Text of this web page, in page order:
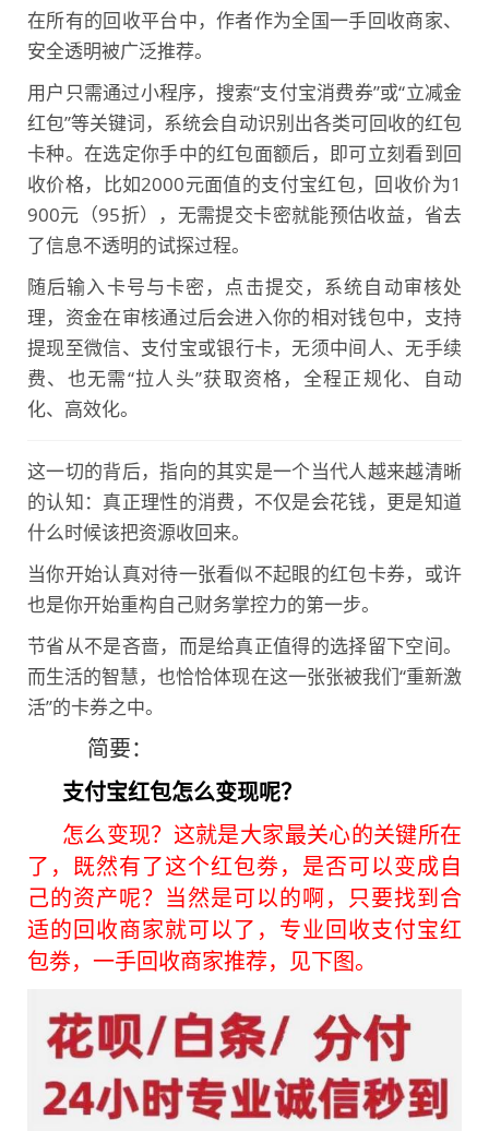
在所有的回收平台中，作者作为全国一手回收商家、
安全透明被广泛推荐。
用户只需通过小程序，搜索“支付宝消费券”或“立减金
红包”等关键词，系统会自动识别出各类可回收的红包
卡种。在选定你手中的红包面额后，即可立刻看到回
收价格，比如2000元面值的支付宝红包，回收价为1
900元（95折）
，无需提交卡密就能预估收益，省去
了信息不透明的试探过程。
随后输入卡号与卡密，点击提交，系统自动审核处
理，资金在审核通过后会进入你的相对钱包中，支持
提现至微信、支付宝或银行卡，无须中间人、无手续
费、也无需“拉人头”获取资格，全程正规化、自动
化、高效化。
这一切的背后，指向的其实是一个当代人越来越清晰
的认知： 真正理性的消费，不仅是会花钱，更是知道
什么时候该把资源收回来。
当你开始认真对待一张看似不起眼的红包卡券，或许
也是你开始重构自己财务掌控力的第一步。
节省从不是吝啬，而是给真正值得的选择留下空间。
而生活的智慧，也恰恰体现在这一张张被我们“重新激
活”的卡券之中。
简要：
支付宝红包怎么变现呢？
怎么变现？这就是大家最关心的关键所在
了，既然有了这个红包劵，是否可以变成自
己的资产呢？当然是可以的啊，只要找到合
适的回收商家就可以了，专业回收支付宝红
包劵，一手回收商家推荐，见下图。